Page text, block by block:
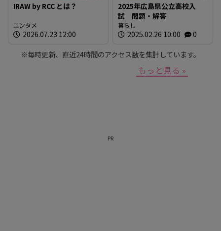
IRAW by RCC とは？
エンタメ
2026.07.23 12:00
2025年広島県公立高校入
試 問題・解答
暮らし
2025.02.26 10:00 0
※毎時更新、直近24時間のアクセス数を集計しています。
もっと見る »
PR